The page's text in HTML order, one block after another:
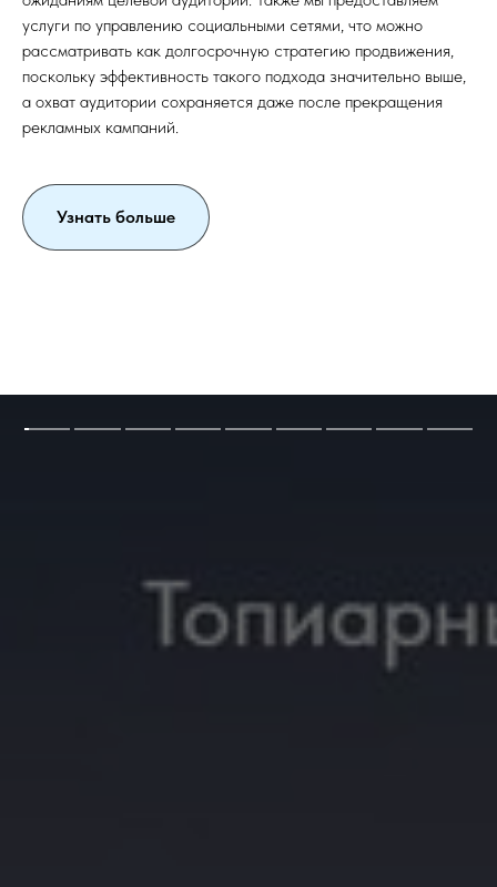
услуги по управлению социальными сетями, что можно
рассматривать как долгосрочную стратегию продвижения,
поскольку эффективность такого подхода значительно выше,
а охват аудитории сохраняется даже после прекращения
рекламных кампаний.
Узнать больше